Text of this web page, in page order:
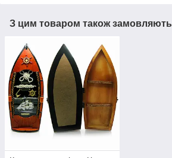
З цим товаром також замовляють